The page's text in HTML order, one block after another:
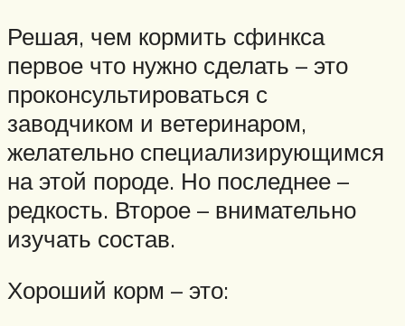
Решая, чем кормить сфинкса
первое что нужно сделать – это
проконсультироваться с
заводчиком и ветеринаром,
желательно специализирующимся
на этой породе. Но последнее –
редкость. Второе – внимательно
изучать состав.
Хороший корм – это: